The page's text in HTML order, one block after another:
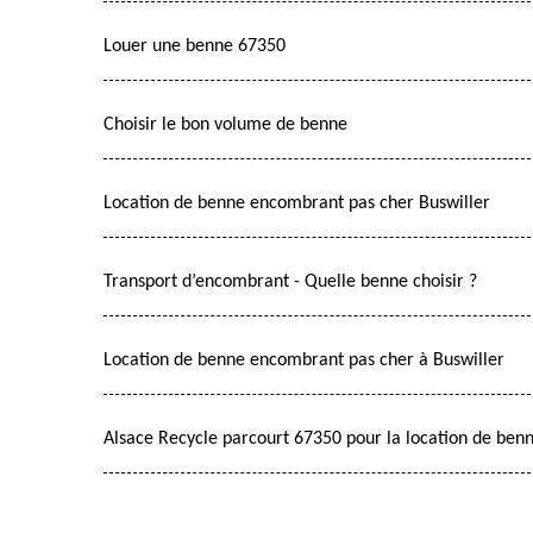
Louer une benne 67350
Choisir le bon volume de benne
Location de benne encombrant pas cher Buswiller
Transport d’encombrant - Quelle benne choisir ?
Location de benne encombrant pas cher à Buswiller
Alsace Recycle parcourt 67350 pour la location de